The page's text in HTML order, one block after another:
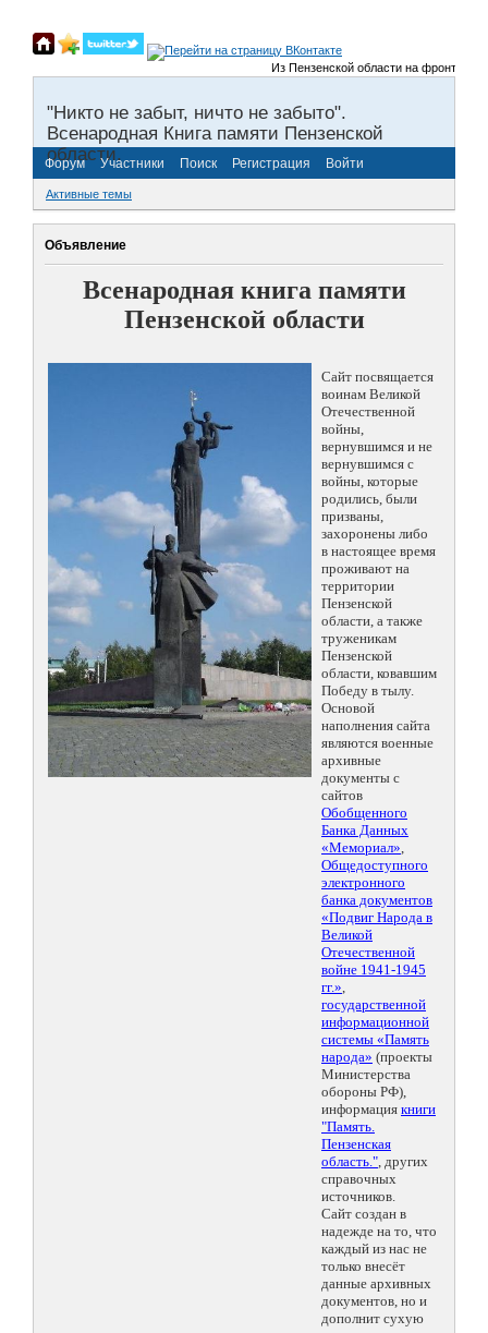
Из Пензенской области на фронты
"Никто не забыт, ничто не забыто".
Всенародная Книга памяти Пензенской
области.
Форум Участники Поиск Регистрация Войти
Активные темы
Объявление
Всенародная книга памяти
Пензенской области
Сайт посвящается
воинам Великой
Отечественной
войны,
вернувшимся и не
вернувшимся с
войны, которые
родились, были
призваны,
захоронены либо
в настоящее время
проживают на
территории
Пензенской
области, а также
труженикам
Пензенской
области, ковавшим
Победу в тылу.
Основой
наполнения сайта
являются военные
архивные
документы с
сайтов
Обобщенного
Банка Данных
«Мемориал»,
Общедоступного
электронного
банка документов
«Подвиг Народа в
Великой
Отечественной
войне 1941-1945
гг.»,
государственной
информационной
системы «Память
народа» (проекты
Министерства
обороны РФ),
информация книги
"Память.
Пензенская
область.", других
справочных
источников.
Сайт создан в
надежде на то, что
каждый из нас не
только внесёт
данные архивных
документов, но и
дополнит сухую